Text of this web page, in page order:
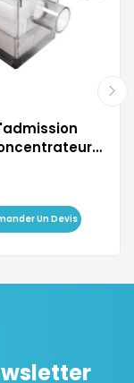
Un Devis